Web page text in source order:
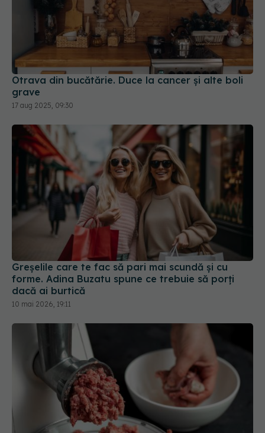
Otrava din bucătărie. Duce la cancer și alte boli
grave
17 aug 2025, 09:30
Greșelile care te fac să pari mai scundă și cu
forme. Adina Buzatu spune ce trebuie să porți
dacă ai burtică
10 mai 2026, 19:11